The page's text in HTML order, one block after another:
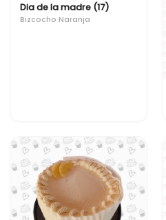
Dia de la madre (17)
Bizcocho Naranja